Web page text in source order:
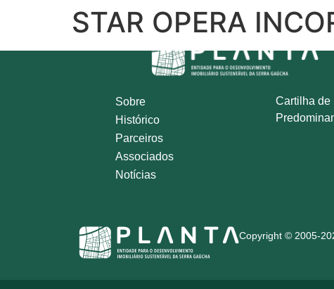
STAR OPERA
Sobre
Histórico
Parceiros
Associados
Notícias
Cartilha de
Copyright © 2005-